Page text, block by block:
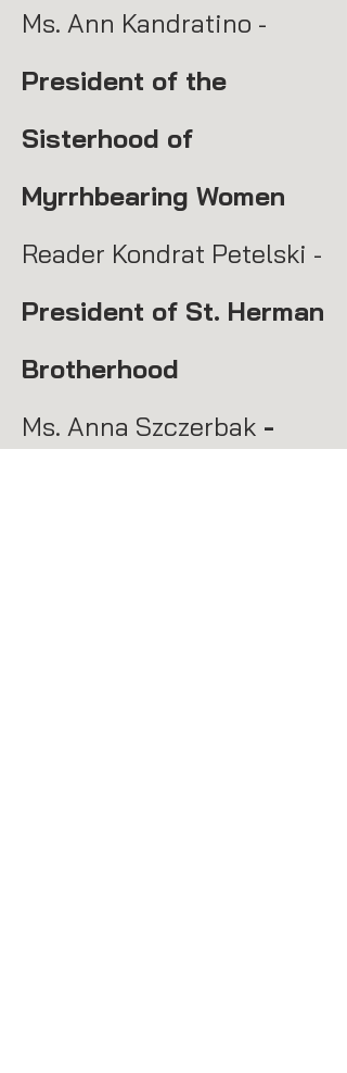
Ms. Ann Kandratino -
President of the
Sisterhood of
Myrrhbearing Women
Reader Kondrat Petelski -
President of St. Herman
Brotherhood
Ms. Anna Szczerbak -